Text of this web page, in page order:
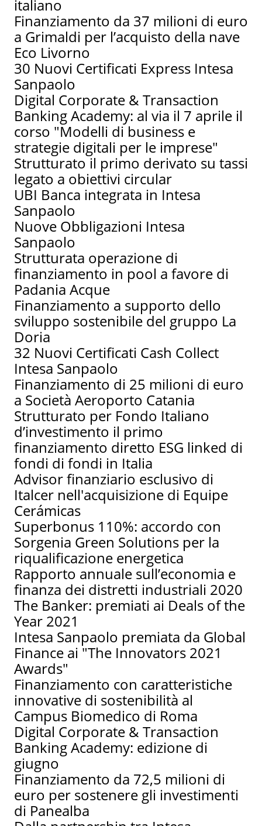
italiano
Finanziamento da 37 milioni di euro
a Grimaldi per l’acquisto della nave
Eco Livorno
30 Nuovi Certificati Express Intesa
Sanpaolo
Digital Corporate & Transaction
Banking Academy: al via il 7 aprile il
corso "Modelli di business e
strategie digitali per le imprese"
Strutturato il primo derivato su tassi
legato a obiettivi circular
UBI Banca integrata in Intesa
Sanpaolo
Nuove Obbligazioni Intesa
Sanpaolo
Strutturata operazione di
finanziamento in pool a favore di
Padania Acque
Finanziamento a supporto dello
sviluppo sostenibile del gruppo La
Doria
32 Nuovi Certificati Cash Collect
Intesa Sanpaolo
Finanziamento di 25 milioni di euro
a Società Aeroporto Catania
Strutturato per Fondo Italiano
d’investimento il primo
finanziamento diretto ESG linked di
fondi di fondi in Italia
Advisor finanziario esclusivo di
Italcer nell'acquisizione di Equipe
Cerámicas
Superbonus 110%: accordo con
Sorgenia Green Solutions per la
riqualificazione energetica
Rapporto annuale sull’economia e
finanza dei distretti industriali 2020
The Banker: premiati ai Deals of the
Year 2021
Intesa Sanpaolo premiata da Global
Finance ai "The Innovators 2021
Awards"
Finanziamento con caratteristiche
innovative di sostenibilità al
Campus Biomedico di Roma
Digital Corporate & Transaction
Banking Academy: edizione di
giugno
Finanziamento da 72,5 milioni di
euro per sostenere gli investimenti
di Panealba